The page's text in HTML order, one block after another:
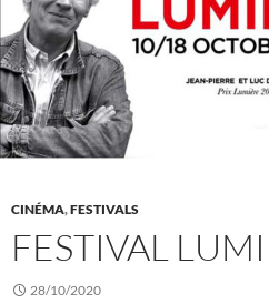
CINÉMA,FESTIVALS
FESTIVAL
28/10/2020